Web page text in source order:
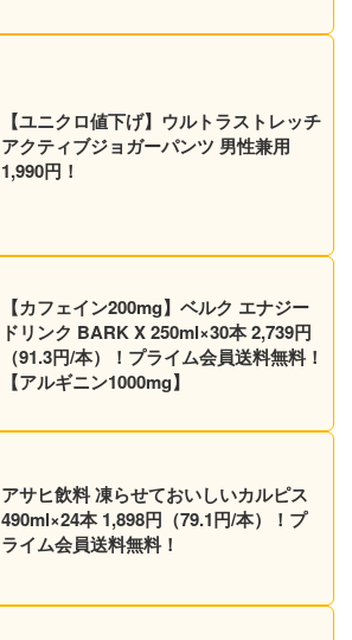
【ユニクロ値下げ】ウルトラストレッチ
アクティブジョガーパンツ 男性兼用
1,990円！
【カフェイン200mg】ベルク エナジー
ドリンク BARK X 250ml×30本 2,739円
（91.3円/本）！プライム会員送料無料！
【アルギニン1000mg】
アサヒ飲料 凍らせておいしいカルピス
490ml×24本 1,898円（79.1円/本）！プ
ライム会員送料無料！